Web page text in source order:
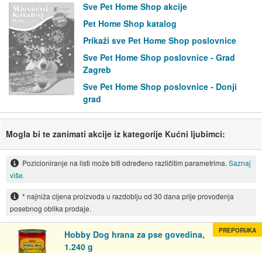
Sve Pet Home Shop akcije
Pet Home Shop katalog
Prikaži sve Pet Home Shop poslovnice
Sve Pet Home Shop poslovnice - Grad
Zagreb
Sve Pet Home Shop poslovnice - Donji
grad
Mogla bi te zanimati akcije iz kategorije Kućni ljubimci:
Pozicioniranje na listi može biti određeno različitim parametrima. Saznaj
više.
* najniža cijena proizvoda u razdoblju od 30 dana prije provođenja
posebnog oblika prodaje.
Hobby Dog hrana za pse govedina,
1.240 g
PREPORUKA